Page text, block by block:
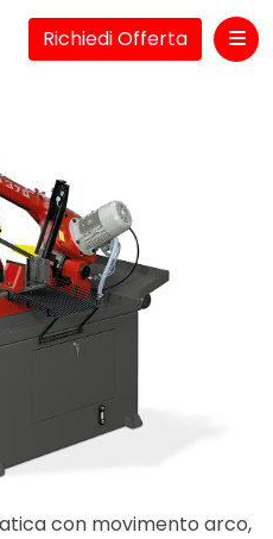
Richiedi Offerta
con movimento arco,